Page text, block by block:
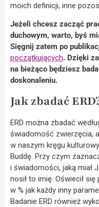
moich definicji, inne
Jeżeli chcesz zacząć
duchowym, warto, byś
Sięgnij zatem po
początkujących. Dzięki
na bieżąco będziesz
doskonaleniu.
Jak zbadać
ERD można zbadać
świadomość zwierzęcia,
w naszym kręgu
Buddę. Przy czym
i świadomości, jaką miał
nosił to imię. Oświecił
w % jak każdy inny
Badanie ERD również